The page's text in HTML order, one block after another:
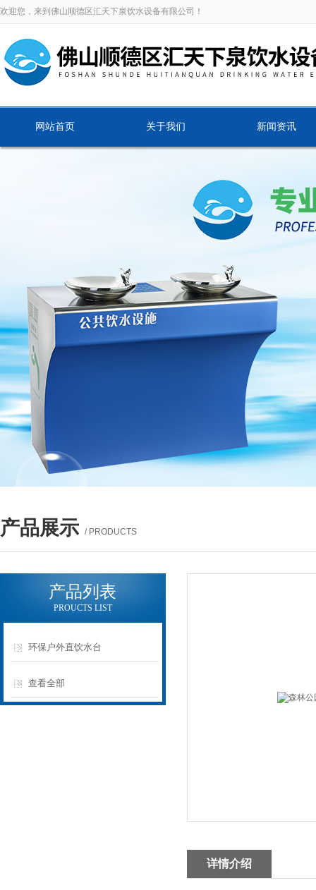
欢迎您，来到佛山顺德区汇天下泉饮水设备有限公司！
网站首页 关于我们 新闻资讯
产品展示 / PRODUCTS
产品列表
PROUCTS LIST
环保户外直饮水台
查看全部
详情介绍